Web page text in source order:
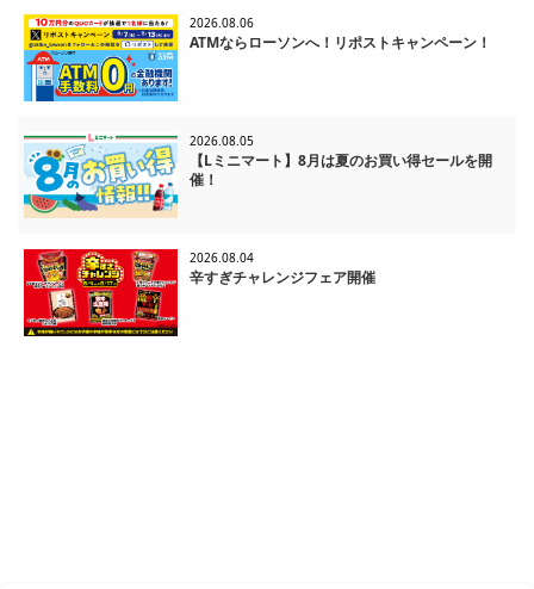
2026.08.06
ATMならローソンへ！リポストキャンペーン！
2026.08.05
【Lミニマート】8月は夏のお買い得セールを開
催！
2026.08.04
辛すぎチャレンジフェア開催